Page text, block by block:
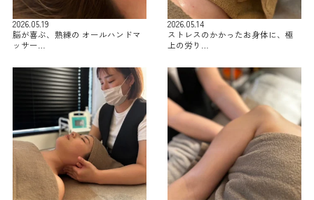
2026.05.19
脳が喜ぶ、熟練の オールハンドマ
ッサー…
2026.05.14
ストレスのかかったお身体に、極
上の労り…